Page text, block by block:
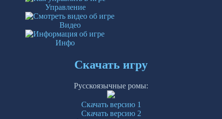
Управление
Видео
Инфо
Скачать игру
Русскоязычные ромы:
Скачать версию 1
Скачать версию 2